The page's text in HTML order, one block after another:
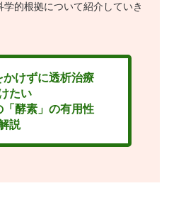
的根拠について紹介していき
けずに透析治療
たい
酵素」の有用性
説